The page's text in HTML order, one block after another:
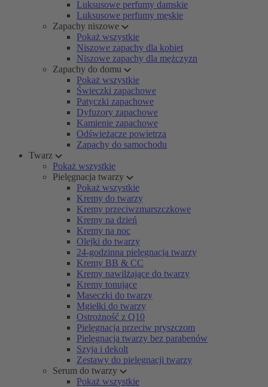
Luksusowe perfumy damskie
Luksusowe perfumy męskie
Zapachy niszowe
Pokaż wszystkie
Niszowe zapachy dla kobiet
Niszowe zapachy dla mężczyzn
Zapachy do domu
Pokaż wszystkie
Świeczki zapachowe
Patyczki zapachowe
Dyfuzory zapachowe
Kamienie zapachowe
Odświeżacze powietrza
Zapachy do samochodu
Twarz
Pokaż wszystkie
Pielęgnacja twarzy
Pokaż wszystkie
Kremy do twarzy
Kremy przeciwzmarszczkowe
Kremy na dzień
Kremy na noc
Olejki do twarzy
24-godzinna pielęgnacja twarzy
Kremy BB & CC
Kremy nawilżające do twarzy
Kremy tonujące
Maseczki do twarzy
Mgiełki do twarzy
Ostrożność z Q10
Pielęgnacja przeciw pryszczom
Pielęgnacja twarzy bez parabenów
Szyja i dekolt
Zestawy do pielęgnacji twarzy
Serum do twarzy
Pokaż wszystkie